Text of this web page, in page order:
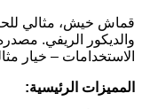
قماش خيش، مثالي
والديكور الريفي.
الاستخدامات – خيار
المميزات الرئيسية: